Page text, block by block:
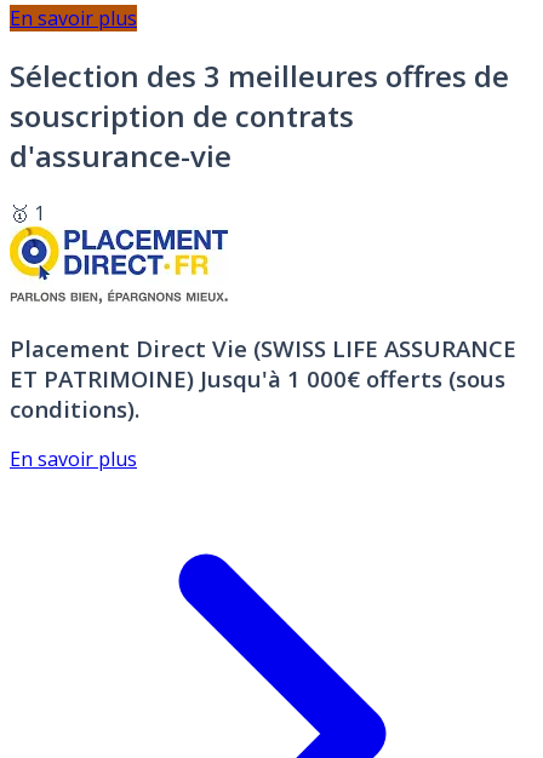
En savoir plus
Sélection des 3 meilleures offres de
souscription de contrats
d'assurance-vie
🥇 1
Placement Direct Vie (SWISS LIFE ASSURANCE
ET PATRIMOINE) Jusqu'à 1 000€ offerts (sous
conditions).
En savoir plus